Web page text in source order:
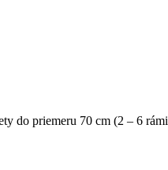
do priemeru 70 cm (2 – 6